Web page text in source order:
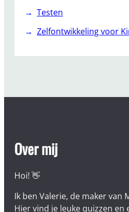
Testen
Zelfontwikkeling voor
Over mij
Hoi! 👋
Ik ben Valerie, de maker van
Hier vind je leuke quizzen en